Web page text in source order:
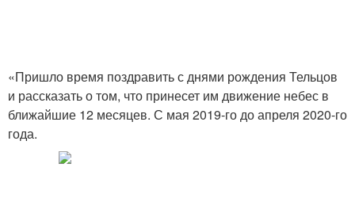
«Пришло время поздравить с днями рождения Тельцов
и рассказать о том, что принесет им движение небес в
ближайшие 12 месяцев. С мая 2019-го до апреля 2020-го
года.